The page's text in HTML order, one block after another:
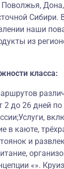
Сибири.
наши
из
класса:
2 до 26 дней по
в каюте,
и
«».